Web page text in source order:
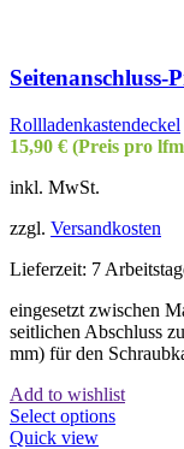
Rollladenkastendeckel
15,90 € (Preis pro
inkl. MwSt.
zzgl. Versandkosten
Lieferzeit: 7
eingesetzt zwischen
seitlichen Abschluss
mm) für den
Add to wishlist
Select options
Quick view